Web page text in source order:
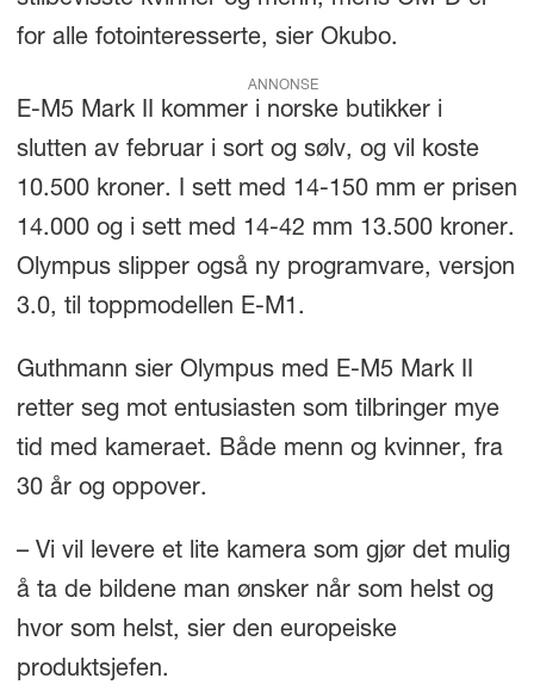
for alle fotointeresserte, sier Okubo.
ANNONSE
E-M5 Mark II kommer i norske butikker i
slutten av februar i sort og sølv, og vil koste
10.500 kroner. I sett med 14-150 mm er prisen
14.000 og i sett med 14-42 mm 13.500 kroner.
Olympus slipper også ny programvare, versjon
3.0, til toppmodellen E-M1.
Guthmann sier Olympus med E-M5 Mark II
retter seg mot entusiasten som tilbringer mye
tid med kameraet. Både menn og kvinner, fra
30 år og oppover.
– Vi vil levere et lite kamera som gjør det mulig
å ta de bildene man ønsker når som helst og
hvor som helst, sier den europeiske
produktsjefen.